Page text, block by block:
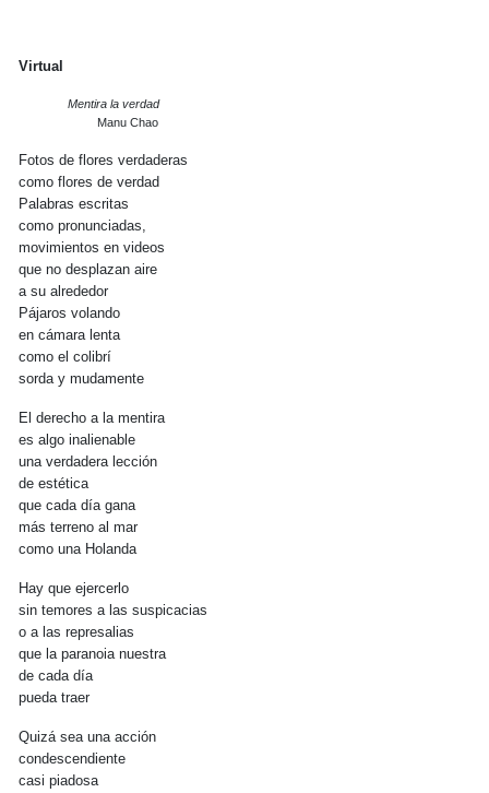
Virtual
Mentira la verdad
Manu Chao
Fotos de flores verdaderas
como flores de verdad
Palabras escritas
como pronunciadas,
movimientos en videos
que no desplazan aire
a su alrededor
Pájaros volando
en cámara lenta
como el colibrí
sorda y mudamente
El derecho a la mentira
es algo inalienable
una verdadera lección
de estética
que cada día gana
más terreno al mar
como una Holanda
Hay que ejercerlo
sin temores a las suspicacias
o a las represalias
que la paranoia nuestra
de cada día
pueda traer
Quizá sea una acción
condescendiente
casi piadosa